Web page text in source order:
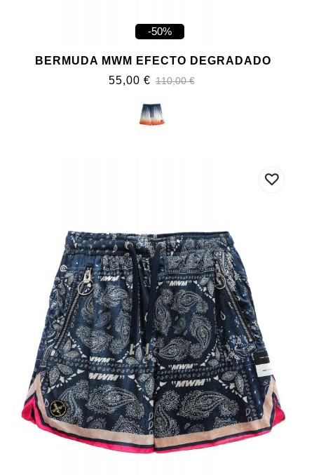
-50%
BERMUDA MWM EFECTO DEGRADADO
55,00 € 110,00 €